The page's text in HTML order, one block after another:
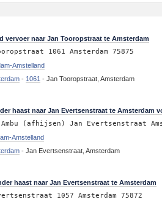
vervoer naar Jan Tooropstraat te Amsterdam
1061 Amsterdam 75875
Amstelland
- 1061 -Jan Tooropstraat, Amsterdam
haast naar Jan Evertsenstraat te Amsterdam
Ambu (afhijsen) Jan Evertsenstraat
Amstelland
-Jan Evertsenstraat, Amsterdam
haast naar Jan Evertsenstraat te Amsterdam
1057 Amsterdam 75872